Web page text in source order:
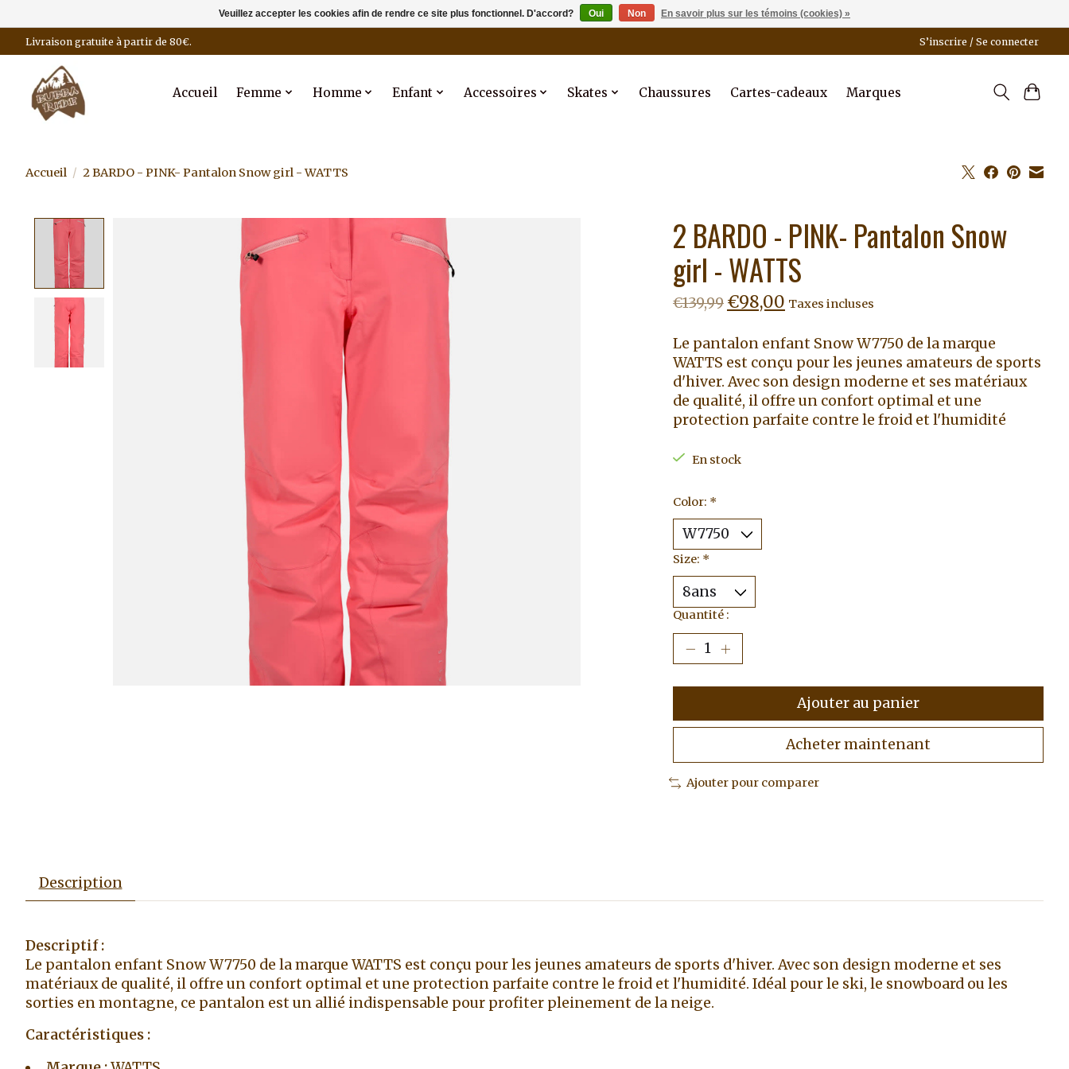
Livraison gratuite à partir de 80€. S’inscrire / Se connecter
Accueil Femme Homme Enfant Accessoires Skates Chaussures Cartes-cadeaux Marques
Accueil / 2 BARDO - PINK- Pantalon Snow girl - WATTS
Product image slideshow Items 2 BARDO - PINK- Pantalon Snow
girl - WATTS
€139,99 €98,00 Taxes incluses
Le pantalon enfant Snow W7750 de la marque
WATTS est conçu pour les jeunes amateurs de sports
d'hiver. Avec son design moderne et ses matériaux
de qualité, il offre un confort optimal et une
protection parfaite contre le froid et l'humidité
En stock
Color: *
Size: *
Quantité :
Ajouter au panier
Acheter maintenant
Ajouter pour comparer
Description
Descriptif :
Le pantalon enfant Snow W7750 de la marque WATTS est conçu pour les jeunes amateurs de sports d'hiver. Avec son design moderne et ses
matériaux de qualité, il offre un confort optimal et une protection parfaite contre le froid et l'humidité. Idéal pour le ski, le snowboard ou les
sorties en montagne, ce pantalon est un allié indispensable pour profiter pleinement de la neige.
Caractéristiques :
Veuillez accepter les cookies afin de rendre ce site plus fonctionnel. D'accord? Oui Non En savoir plus sur les témoins (cookies) »